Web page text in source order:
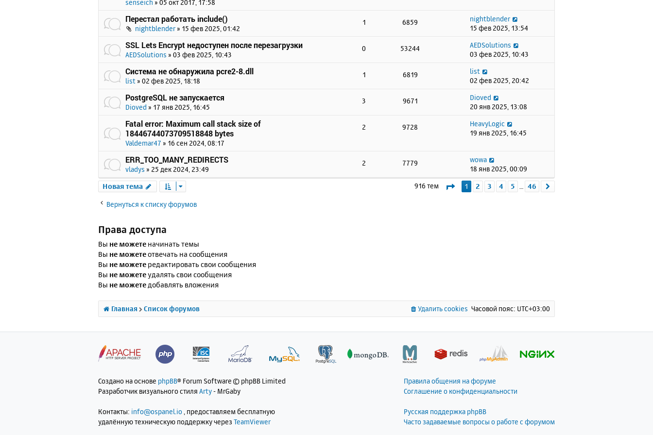
senseich » 05 окт 2017, 17:58
Перестал работать include()
nightblender» 15 фев 2025, 01:42
1 6859
nightblender
15 фев 2025, 13:54
SSL Lets Encrypt недоступен после перезагрузки
AEDSolutions » 03 фев 2025, 10:43
0 53244
AEDSolutions
03 фев 2025, 10:43
Система не обнаружила pcre2-8.dll
list » 02 фев 2025, 18:18
1 6819
list
02 фев 2025, 20:42
PostgreSQL не запускается
Dioved » 17 янв 2025, 16:45
3 9671
Dioved
20 янв 2025, 13:08
Fatal error: Maximum call stack size of
18446744073709518848 bytes
Valdemar47 » 16 сен 2024, 08:17
2 9728
HeavyLogic
19 янв 2025, 16:45
ERR_TOO_MANY_REDIRECTS
vladys » 25 дек 2024, 23:49
2 7779
wowa
18 янв 2025, 00:09
Новая тема 916 тем Страница1 из 46
1 2 3 4 5 … 46
Вернуться к списку форумов
Права доступа
Вы не можете начинать темы
Вы не можетеотвечать на сообщения
Вы не можете редактировать свои сообщения
Вы не можетеудалять свои сообщения
Вы не можетедобавлять вложения
Главная Список форумов Часовой пояс: UTC+03:00
Удалить cookies
Создано на основе phpBB® Forum Software © phpBB Limited
Разработчик визуального стиля Arty- MrGaby
Контакты: info@ospanel.io , предоставляем бесплатную
удалённую техническую поддержку через TeamViewer
Правила общения на форуме
Соглашение о конфиденциальности
Русская поддержка phpBB
Часто задаваемые вопросы о работе с форумом